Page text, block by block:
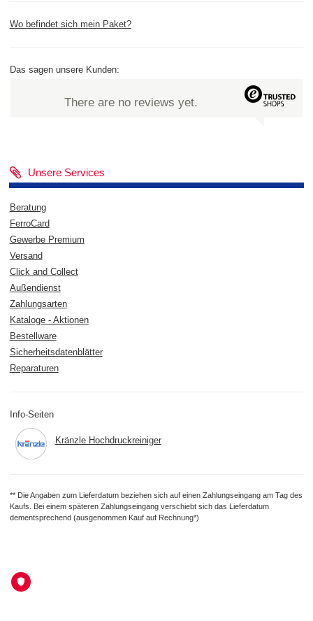
Wo befindet sich mein Paket?
Das sagen unsere Kunden:
There are no reviews yet.
Unsere Services
Beratung
FerroCard
Gewerbe Premium
Versand
Click and Collect
Außendienst
Zahlungsarten
Kataloge - Aktionen
Bestellware
Sicherheitsdatenblätter
Reparaturen
Info-Seiten
Kränzle Hochdruckreiniger
** Die Angaben zum Lieferdatum beziehen sich auf einen Zahlungseingang am Tag des
Kaufs. Bei einem späteren Zahlungseingang verschiebt sich das Lieferdatum
dementsprechend (ausgenommen Kauf auf Rechnung*)